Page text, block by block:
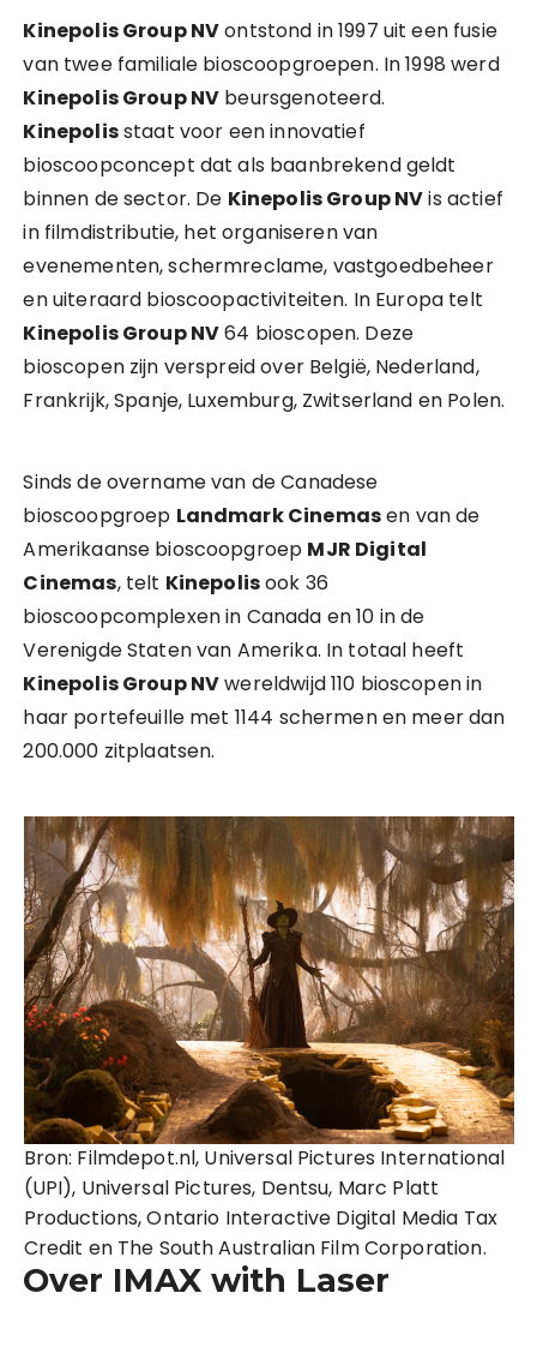
Kinepolis Group NVontstond in 1997 uit een fusie
van twee familiale bioscoopgroepen. In 1998 werd
Kinepolis Group NV beursgenoteerd.
Kinepolisstaat voor een innovatief
bioscoopconcept dat als baanbrekend geldt
binnen de sector. De Kinepolis Group NVis actief
in filmdistributie, het organiseren van
evenementen, schermreclame, vastgoedbeheer
en uiteraard bioscoopactiviteiten. In Europa telt
Kinepolis Group NV64 bioscopen. Deze
bioscopen zijn verspreid over België, Nederland,
Frankrijk, Spanje, Luxemburg, Zwitserland en Polen.
Sinds de overname van de Canadese
bioscoopgroep Landmark Cinemasen van de
Amerikaanse bioscoopgroep MJR Digital
Cinemas, telt Kinepolisook 36
bioscoopcomplexen in Canada en 10 in de
Verenigde Staten van Amerika. In totaal heeft
Kinepolis Group NVwereldwijd 110 bioscopen in
haar portefeuille met 1144 schermen en meer dan
200.000 zitplaatsen.
Bron: Filmdepot.nl, Universal Pictures International
(UPI), Universal Pictures, Dentsu, Marc Platt
Productions, Ontario Interactive Digital Media Tax
Credit en The South Australian Film Corporation.
Over IMAX with Laser